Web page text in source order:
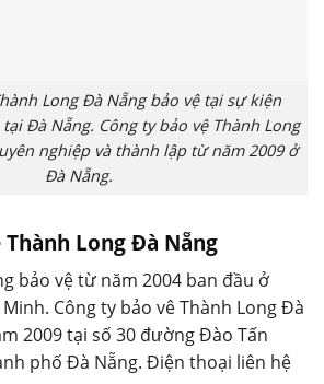
Long Đà Nẵng bảo vệ tại sự kiện
Đà Nẵng. Công ty bảo vệ Thành Long
nghiệp và thành lập từ năm 2009 ở
Đà Nẵng.
Long Đà Nẵng
bảo vệ từ năm 2004 ban đầu ở
Công ty bảo vê Thành Long Đà
2009 tại số 30 đường Đào Tấn
phố Đà Nẵng. Điện thoại liên hệ